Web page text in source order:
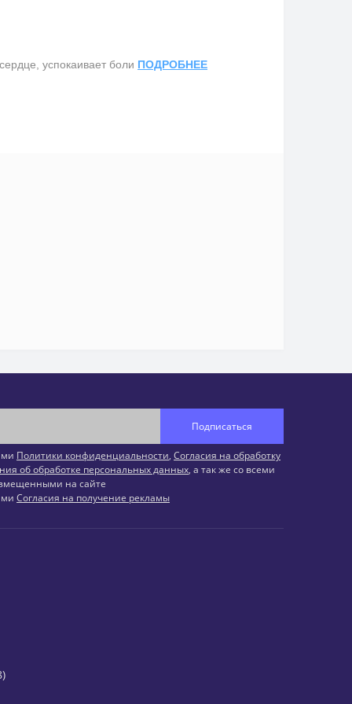
успокаивает боли ПОДРОБНЕЕ
Подписаться
Политики конфиденциальности, Согласия на обработку
об обработке персональных данных, а так же со всеми
на сайте
Согласия на получение рекламы